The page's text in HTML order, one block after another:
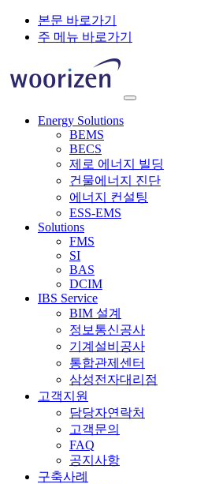
본문 바로가기
주 메뉴 바로가기
Energy Solutions
BEMS
BECS
제로 에너지 빌딩
건물에너지 진단
에너지 컨설팅
ESS-EMS
Solutions
FMS
SI
BAS
DCIM
IBS Service
BIM 설계
정보통신공사
기계설비공사
통합관제센터
삼성전자대리점
고객지원
담당자연락처
고객문의
FAQ
공지사항
구축사례